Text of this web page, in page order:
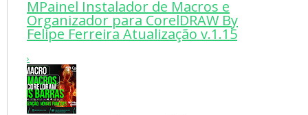
MPainel Instalador de Macros e
Organizador para CorelDRAW By
Felipe Ferreira Atualização v.1.15
›